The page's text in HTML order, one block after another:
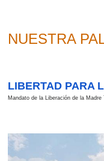
NUESTRA
LIBERTAD PARA
Mandato de la Liberación de la Madre